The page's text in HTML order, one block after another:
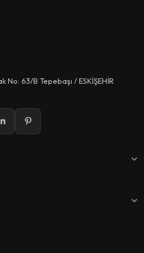
No: 63/B Tepebaşı / ESKİŞEHİR